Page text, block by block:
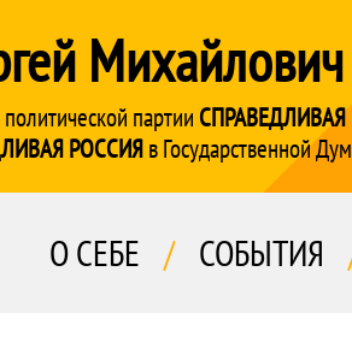
Михайлович
партии
РОССИЯв Государственной
О СЕБЕ / СОБЫТИЯ